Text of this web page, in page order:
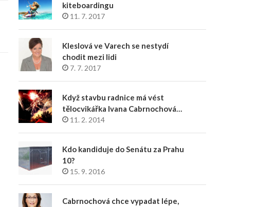
kiteboardingu
11. 7. 2017
Kleslová ve Varech se nestydí
chodit mezi lidi
7. 7. 2017
Když stavbu radnice má vést
tělocvikářka Ivana Cabrnochová…
11. 2. 2014
Kdo kandiduje do Senátu za Prahu
10?
15. 9. 2016
Cabrnochová chce vypadat lépe,